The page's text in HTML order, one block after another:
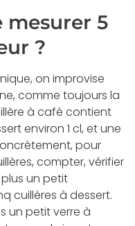
mesurer 5
?
on improvise
comme toujours la
à café contient
environ 1 cl, et une
pour
compter, vérifier
un petit
cuillères à dessert.
un petit verre à